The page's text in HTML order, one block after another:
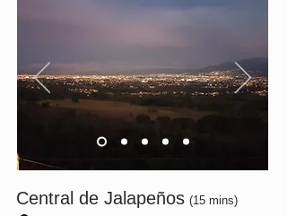
Central de Jalapeños (15 mins)